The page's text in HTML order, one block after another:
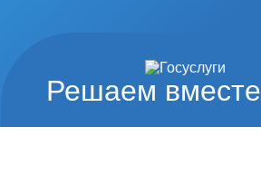
Решаем вместе